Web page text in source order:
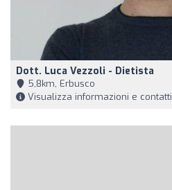
Dott. Luca Vezzoli - Dietista
5,8km, Erbusco
Visualizza informazioni e contatti